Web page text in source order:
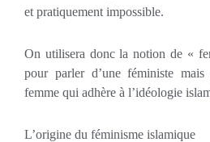
et pratiquement impossible.
On utilisera donc la notion de «
pour parler d’une féministe
femme qui adhère à l’idéologie
L’origine du féminisme islamique